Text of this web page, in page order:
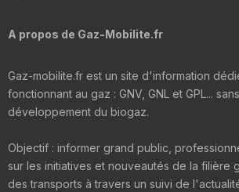
A propos de Gaz-Mobilite.fr
Gaz-mobilite.fr est un site d'information
fonctionnant au gaz : GNV, GNL et GPL...
développement du biogaz.
Objectif : informer grand public,
sur les initiatives et nouveautés de la filière
des transports à travers un suivi de